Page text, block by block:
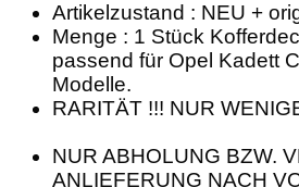
Artikelzustand : NEU +
Menge : 1 Stück
passend für Opel Kadett
Modelle.
RARITÄT !!! NUR
NUR ABHOLUNG BZW.
ANLIEFERUNG NACH